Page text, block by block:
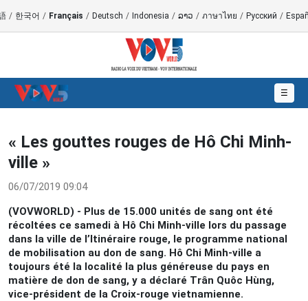
/ 한국어 / Français / Deutsch / Indonesia / ລາວ / ภาษาไทย / Русский /
☰
« Les gouttes rouges de Hô Chi Minh-
ville »
06/07/2019 09:04
(VOVWORLD) - Plus de 15.000 unités de sang ont été
récoltées ce samedi à Hô Chi Minh-ville lors du passage
dans la ville de l’Itinéraire rouge, le programme national
de mobilisation au don de sang. Hô Chi Minh-ville a
toujours été la localité la plus généreuse du pays en
matière de don de sang, y a déclaré Trân Quôc Hùng,
vice-président de la Croix-rouge vietnamienne.